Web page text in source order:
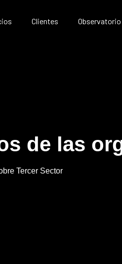
Clientes Observatorio
de las
Tercer Sector